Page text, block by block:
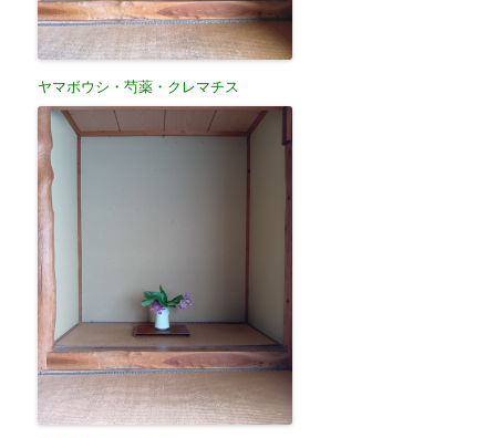
ヤマボウシ・芍薬・クレマチス